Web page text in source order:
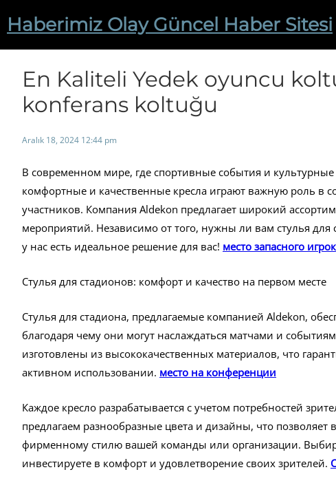
geçHaberimiz Olay Güncel Haber Sitesi
En Kaliteli Yedek oyuncu
konferans koltuğu
Aralık 18, 2024 12:44 pm
В современном мире, где спортивные события и
комфортные и качественные кресла играют важную роль в
участников. Компания Aldekon предлагает широкий
мероприятий. Независимо от того, нужны ли вам стулья
у нас есть идеальное решение для вас! место запасного
Стулья для стадионов: комфорт и качество на первом месте
Стулья для стадиона, предлагаемые компанией Aldekon,
благодаря чему они могут наслаждаться матчами и
изготовлены из высококачественных материалов, что
активном использовании. место на конференции
Каждое кресло разрабатывается с учетом потребностей
предлагаем разнообразные цвета и дизайны, что позволяет
фирменному стилю вашей команды или организации.
инвестируете в комфорт и удовлетворение своих зрителей.